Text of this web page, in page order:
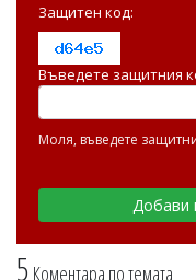
5 Коментара по темата
Защитен код:
Въведете защитния
Моля, въведете